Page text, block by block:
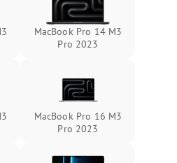
MacBook Pro 14 M3
Pro 2023
MacBook Pro 16 M3
Pro 2023